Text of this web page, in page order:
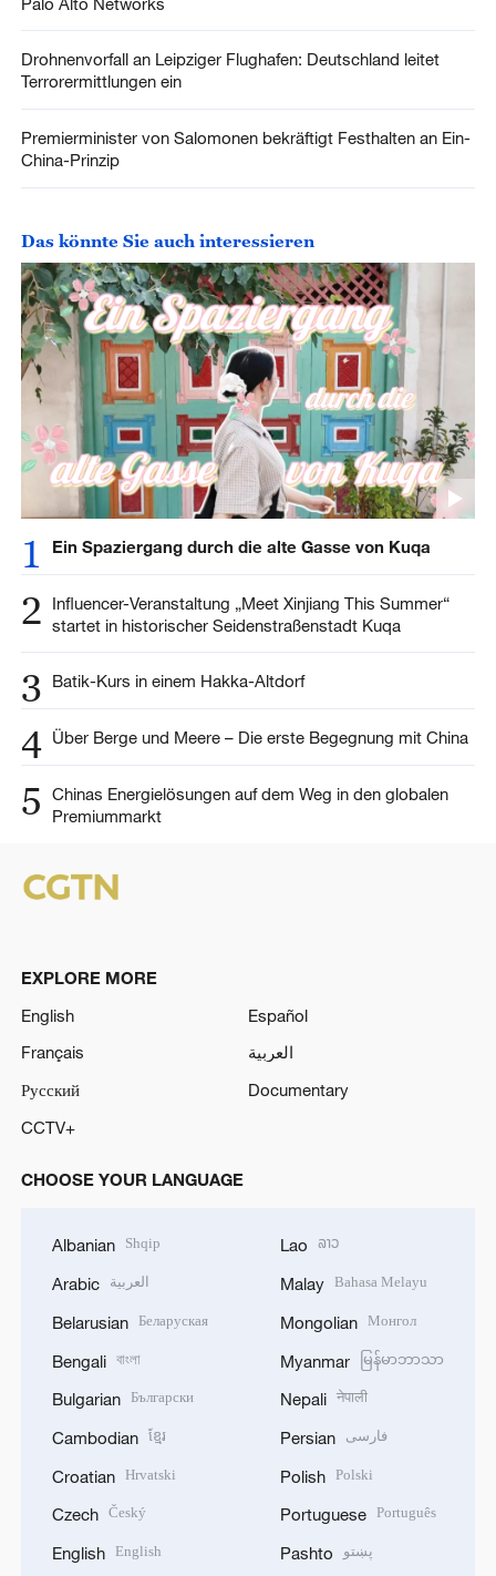
Drohnenvorfall an Leipziger Flughafen: Deutschland leitet
Terrorermittlungen ein
Premierminister von Salomonen bekräftigt Festhalten an Ein-
China-Prinzip
Das könnte Sie auch interessieren
1 Ein Spaziergang durch die alte Gasse von Kuqa
2
Influencer-Veranstaltung „Meet Xinjiang This Summer“
startet in historischer Seidenstraßenstadt Kuqa
3 Batik-Kurs in einem Hakka-Altdorf
4 Über Berge und Meere – Die erste Begegnung mit China
5
Chinas Energielösungen auf dem Weg in den globalen
Premiummarkt
EXPLORE MORE
English
Español
Français
العربية
Русский
Documentary
CCTV+
CHOOSE YOUR LANGUAGE
Albanian Shqip
Arabic العربية
Belarusian Беларуская
Bengali বাংলা
Bulgarian Български
Cambodian ខ្មែរ
Croatian Hrvatski
Czech Český
English English
Lao ລາວ
Malay Bahasa Melayu
Mongolian Монгол
Myanmar မြန်မာဘာသာ
Nepali नेपाली
Persian فارسی
Polish Polski
Portuguese Português
Pashto پښتو